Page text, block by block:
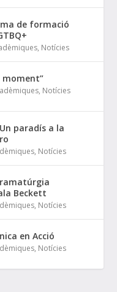
de formació
, Notícies
moment”
, Notícies
paradís a la
, Notícies
Beckett
, Notícies
en Acció
, Notícies